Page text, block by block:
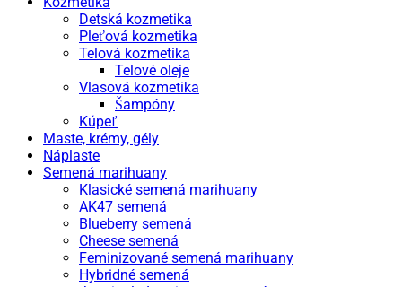
Detská kozmetika
Pleťová kozmetika
Telová kozmetika
Telové oleje
Vlasová kozmetika
Šampóny
Kúpeľ
Maste, krémy, gély
Náplaste
Semená marihuany
Klasické semená marihuany
AK47 semená
Blueberry semená
Cheese semená
Feminizované semená marihuany
Hybridné semená